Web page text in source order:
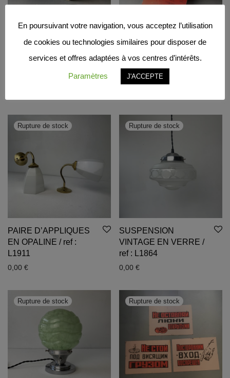
PAIRE DE
BRETELLES
PAIRE D’APPLIQUES
EN OPALINE / ref :
L1911
0,00 €
SUSPENSION
VINTAGE EN VERRE /
ref : L1864
0,00 €
En poursuivant votre navigation, vous acceptez l’utilisation
de cookies ou technologies similaires pour disposer de
services et offres adaptées à vos centres d’intérêts.
Paramètres J'ACCEPTE